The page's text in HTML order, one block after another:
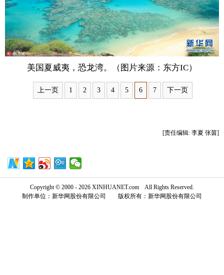
旅游 健康 信息化 数据
金融 公益 军事 无人机
富媒体 摄影 新华广播
新华电视中文 新华电视英文 返回PC
美国夏威夷，恐龙湾。（图片来源：东方IC）
上一页 1 2 3 4 5 6 7 下一页
[责任编辑: 李夏 张茵]
Copyright © 2000 - 2026 XINHUANET.com All Rights Reserved.
制作单位：新华网股份有限公司 版权所有：新华网股份有限公司